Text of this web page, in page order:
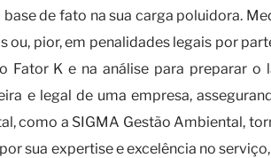
de fato na sua carga poluidora.
pior, em penalidades legais por
Fator K e na análise para preparar o
e legal de uma empresa,
como a SIGMA Gestão Ambiental,
sua expertise e excelência no